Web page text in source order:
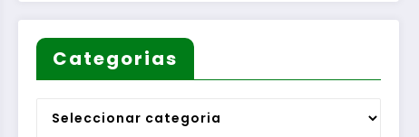
Categorias
Categorias